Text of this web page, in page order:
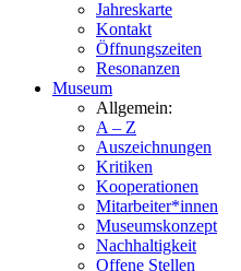
Jahreskarte
Kontakt
Öffnungszeiten
Resonanzen
Museum
Allgemein:
A – Z
Auszeichnungen
Kritiken
Kooperationen
Mitarbeiter*innen
Museumskonzept
Nachhaltigkeit
Offene Stellen